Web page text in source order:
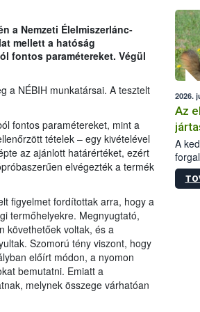
a Nemzeti Élelmiszerlánc-
mellett a hatóság
fontos paramétereket. Végül
a NÉBIH munkatársai. A tesztelt
fontos paramétereket, mint a
tételek – egy kivételével
az ajánlott határértéket, ezért
elvégezték a termék
figyelmet fordítottak arra, hogy a
termőhelyekre. Megnyugtató,
követhetőek voltak, és a
Szomorú tény viszont, hogy
előírt módon, a nyomon
bemutatni. Emiatt a
melynek összege várhatóan
2026.
Az
A